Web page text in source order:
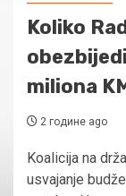
Koliko
miliona
2 године ago
Koalicija na
usvajanje